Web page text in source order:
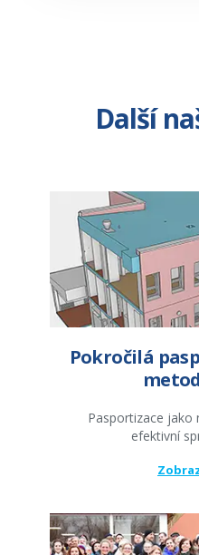
Další
Pokročilá
Pasportizace jako
efektivní